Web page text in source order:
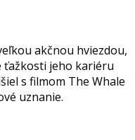
akčnou hviezdou,
ťažkosti jeho kariéru
s filmom The Whale
uznanie.